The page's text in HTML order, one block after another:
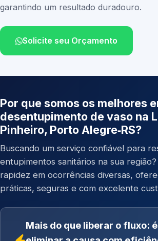
garantindo um resultado duradouro.
Solicite seu Orçamento
Por que somos os melhores
desentupimento de vaso na
Pinheiro, Porto Alegre‑RS?
Buscando um serviço confiável para
entupimentos sanitários na sua
rapidez em ocorrências diversas,
práticas, seguras e com excelente
Mais do que liberar o fluxo: